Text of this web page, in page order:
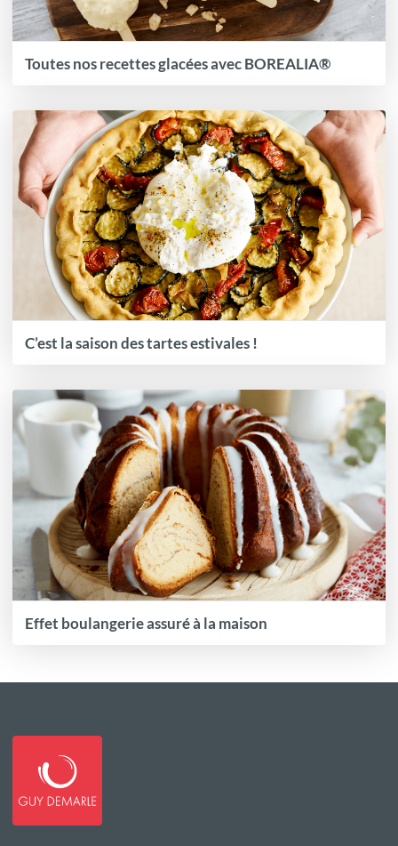
Toutes nos recettes glacées avec BOREALIA®
C’est la saison des tartes estivales !
Effet boulangerie assuré à la maison